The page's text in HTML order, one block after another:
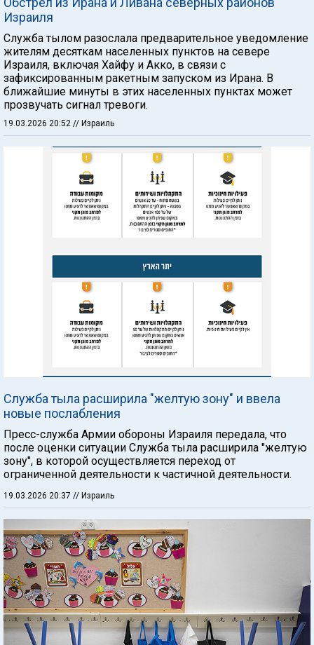
Израиля
Служба тылом разослала предварительное уведомление
жителям десяткам населенных пунктов на севере
Израиля, включая Хайфу и Акко, в связи с
зафиксированным ракетным запуском из Ирана. В
ближайшие минуты в этих населенных пунктах может
прозвучать сигнал тревоги.
19.03.2026 20:52 // Израиль
Служба тыла расширила "желтую зону" и ввела
новые послабления
Пресс-служба Армии обороны Израиля передала, что
после оценки ситуации Служба тыла расширила "желтую
зону", в которой осуществляется переход от
ограниченной деятельности к частичной деятельности.
19.03.2026 20:37 // Израиль